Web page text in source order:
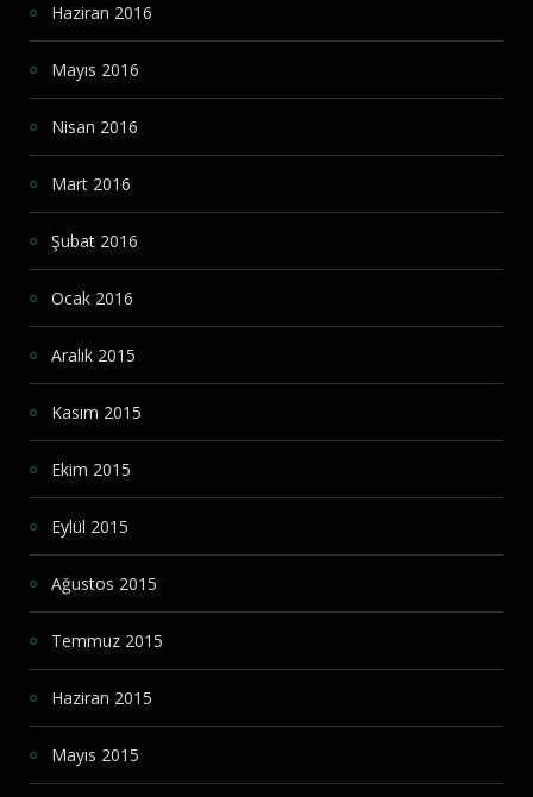
Haziran 2016
Mayıs 2016
Nisan 2016
Mart 2016
Şubat 2016
Ocak 2016
Aralık 2015
Kasım 2015
Ekim 2015
Eylül 2015
Ağustos 2015
Temmuz 2015
Haziran 2015
Mayıs 2015